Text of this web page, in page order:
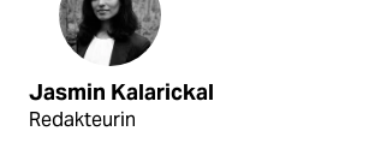
Jasmin Kalarickal
Redakteurin